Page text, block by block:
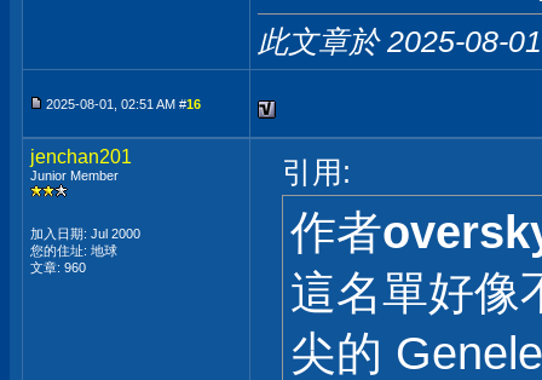
此文章於 2025-08-
2025-08-01, 02:51 AM #16
jenchan201
Junior Member
加入日期: Jul 2000
您的住址: 地球
文章: 960
引用:
作者
這名單好像
尖的